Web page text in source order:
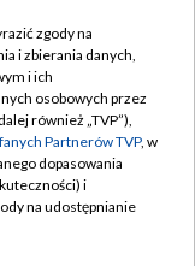
zgody na
i zbierania danych,
i ich
osobowych przez
również „TVP”),
Partnerów TVP, w
dopasowania
i
na udostępnianie